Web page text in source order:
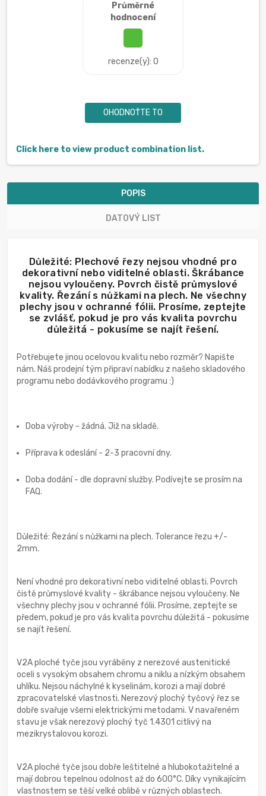
Průměrné
hodnocení
recenze(y): 0
OHODNOŤTE TO
Click here to view product combination list.
POPIS
DATOVÝ LIST
Důležité: Plechové řezy nejsou vhodné pro
dekorativní nebo viditelné oblasti. Škrábance
nejsou vyloučeny. Povrch čistě průmyslové
kvality. Řezání s nůžkami na plech. Ne všechny
plechy jsou v ochranné fólii. Prosíme, zeptejte
se zvlášť, pokud je pro vás kvalita povrchu
důležitá - pokusíme se najít řešení.
Potřebujete jinou ocelovou kvalitu nebo rozměr? Napište
nám. Náš prodejní tým připraví nabídku z našeho skladového
programu nebo dodávkového programu :)
Doba výroby - žádná. Již na skladě.
Příprava k odeslání - 2-3 pracovní dny.
Doba dodání - dle dopravní služby. Podívejte se prosím na
FAQ.
Důležité: Řezání s nůžkami na plech. Tolerance řezu +/-
2mm.
Není vhodné pro dekorativní nebo viditelné oblasti. Povrch
čistě průmyslové kvality - škrábance nejsou vyloučeny. Ne
všechny plechy jsou v ochranné fólii. Prosíme, zeptejte se
předem, pokud je pro vás kvalita povrchu důležitá - pokusíme
se najít řešení.
V2A ploché tyče jsou vyráběny z nerezové austenitické
oceli s vysokým obsahem chromu a niklu a nízkým obsahem
uhlíku. Nejsou náchylné k kyselinám, korozi a mají dobré
zpracovatelské vlastnosti. Nerezový plochý tyčový řez se
dobře svařuje všemi elektrickými metodami. V navařeném
stavu je však nerezový plochý tyč 1.4301 citlivý na
mezikrystalovou korozi.
V2A ploché tyče jsou dobře leštitelné a hlubokotažitelné a
mají dobrou tepelnou odolnost až do 600°C. Díky vynikajícím
vlastnostem se těší velké oblibě v různých oblastech.